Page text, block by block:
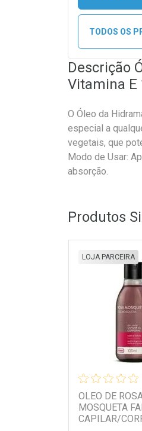
TODOS OS
Descrição
Vitamina E
O Óleo da
especial a
vegetais, que
Modo de Usar:
absorção.
Produtos
OLEO DE
MOSQUETA
CAPILAR/
LOJA PARCEIRA